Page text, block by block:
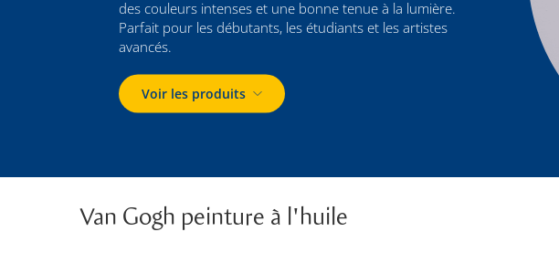
des couleurs intenses et une bonne tenue à la lumière.
Parfait pour les débutants, les étudiants et les artistes
avancés.
Voir les produits
Van Gogh peinture à l'huile